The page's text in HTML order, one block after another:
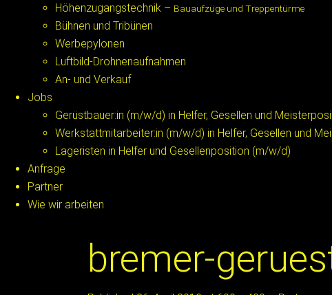
Höhenzugangstechnik – Bauaufzüge und Treppentürme
Bühnen und Tribünen
Werbepylonen
Luftbild-Drohnenaufnahmen
An- und Verkauf
Jobs
Gerüstbauer:in (m/w/d) in Helfer, Gesellen und
Werkstattmitarbeiter:in (m/w/d) in Helfer, Gesellen und
Lageristen in Helfer und Gesellenposition (m/w/d)
Anfrage
Partner
Wie wir arbeiten
bremer-